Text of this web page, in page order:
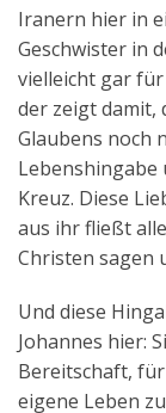
Iranern hier in
Geschwister in
vielleicht gar
der zeigt damit,
Glaubens noch
Lebenshingabe
Kreuz. Diese
aus ihr fließt
Christen sagen
Und diese
Johannes hier:
Bereitschaft, für
eigene Leben